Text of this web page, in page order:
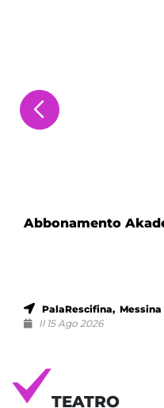
Abbonamento
PalaRescifina, Messina
Il 15 Ago 2026
TEATRO